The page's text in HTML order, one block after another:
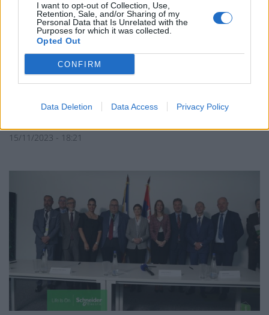
I want to opt-out of Collection, Use,
Retention, Sale, and/or Sharing of my
Personal Data that Is Unrelated with the
Purposes for which it was collected.
Opted Out
CONFIRM
Data Deletion Data Access Privacy Policy
Deal Σερβίας – Αζερμπαϊτζάν για
προμήθεια φυσικού αερίου από το
2024
15/11/2023 - 18:21